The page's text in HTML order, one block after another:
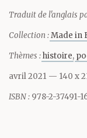
— Mais
lui
—
Traduit de l'anglais
Collection :Made in
Thèmes :histoire
avril 2021 — 140 x
ISBN : 978-2-37491-